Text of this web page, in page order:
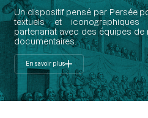
Un dispositif pensé par Persée
textuels et
partenariat avec des équipes
documentaires.
En savoir plus